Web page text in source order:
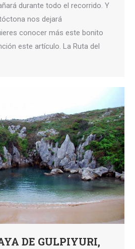
durante todo el recorrido. Y
nos dejará
conocer más este bonito
este artículo. La Ruta del
DE GULPIYURI,